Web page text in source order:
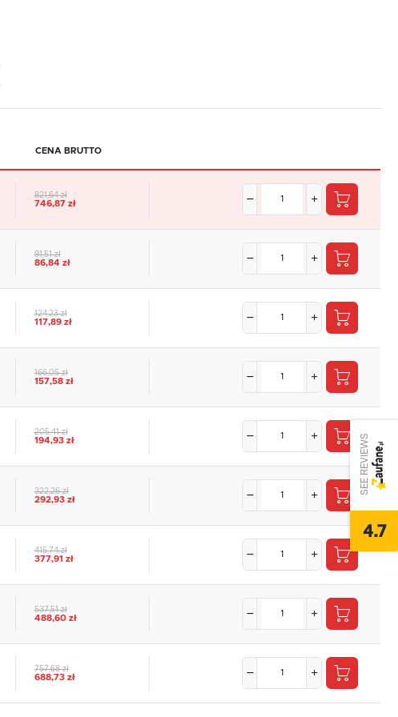
CENA BRUTTO
821,64 zł
746,87 zł
91,51 zł
86,84 zł
124,23 zł
117,89 zł
166,05 zł
157,58 zł
205,41 zł
194,93 zł
322,26 zł
292,93 zł
415,74 zł
377,91 zł
537,51 zł
488,60 zł
757,68 zł
688,73 zł
SEE REVIEWS
4.7